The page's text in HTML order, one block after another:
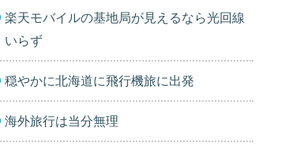
楽天モバイルの基地局が見えるなら光回線
いらず
穏やかに北海道に飛行機旅に出発
海外旅行は当分無理